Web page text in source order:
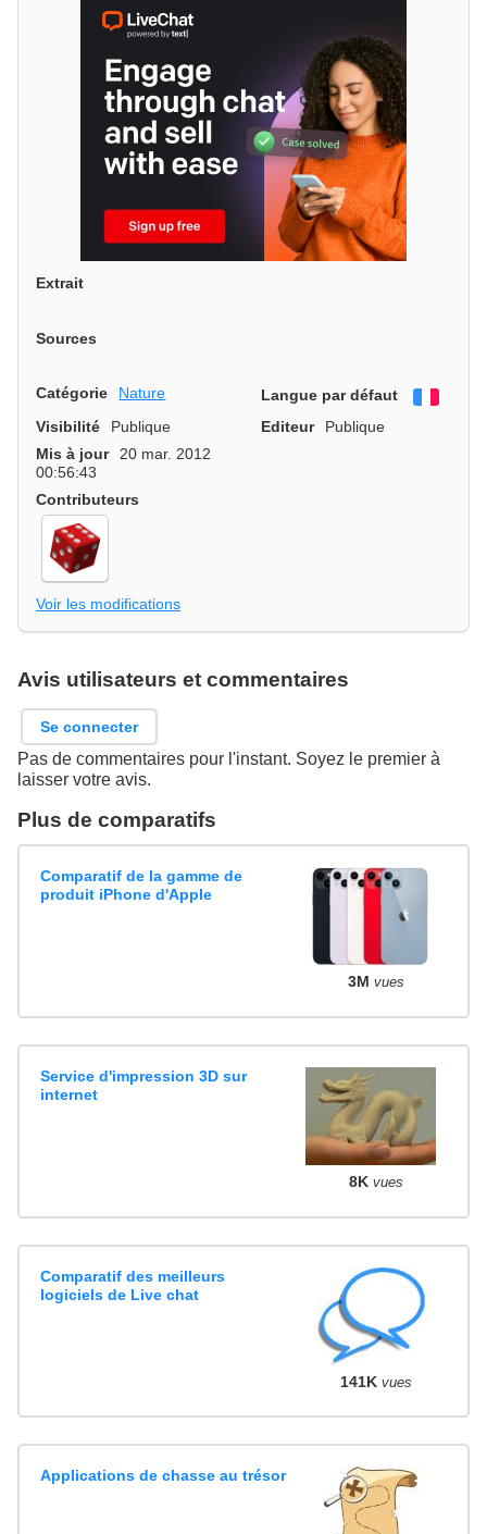
Extrait
Sources
Catégorie Nature Langue par défaut
Visibilité
Publique Editeur
Publique
Mis à jour
20 mar. 2012
00:56:43
Contributeurs
Voir les modifications
Avis utilisateurs et commentaires
Se connecter
Pas de commentaires pour l'instant. Soyez le premier à
laisser votre avis.
Plus de comparatifs
Comparatif de la gamme de
produit iPhone d'Apple
3M vues
Service d'impression 3D sur
internet
8K vues
Comparatif des meilleurs
logiciels de Live chat
141K vues
Applications de chasse au trésor